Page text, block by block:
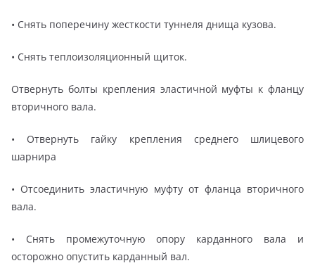
• Снять поперечину жесткости туннеля днища кузова.
• Снять теплоизоляционный щиток.
Отвернуть болты крепления эластичной муфты к фланцу
вторичного вала.
• Отвернуть гайку крепления среднего шлицевого
шарнира
• Отсоединить эластичную муфту от фланца вторичного
вала.
• Снять промежуточную опору карданного вала и
осторожно опустить карданный вал.